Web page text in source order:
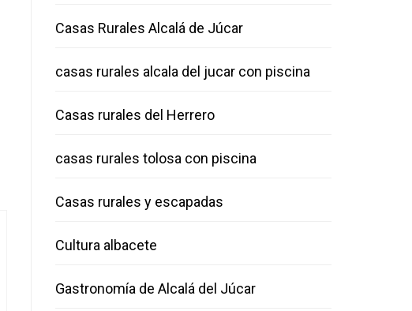
Casas Rurales Alcalá de Júcar
casas rurales alcala del jucar con piscina
Casas rurales del Herrero
casas rurales tolosa con piscina
Casas rurales y escapadas
Cultura albacete
Gastronomía de Alcalá del Júcar